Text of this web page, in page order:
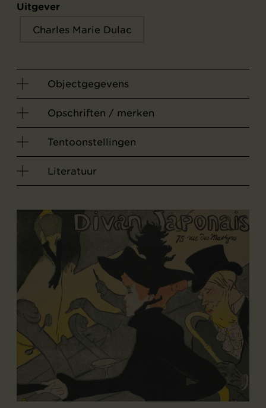
Uitgever
Charles Marie Dulac
Objectgegevens
Opschriften / merken
Tentoonstellingen
Literatuur